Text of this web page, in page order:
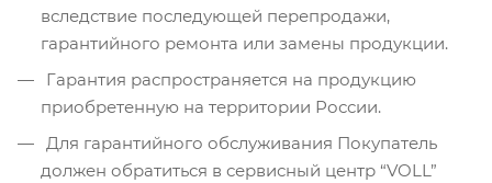
вследствие последующей перепродажи,
гарантийного ремонта или замены продукции.
Гарантия распространяется на продукцию
приобретенную на территории России.
Для гарантийного обслуживания Покупатель
должен обратиться в сервисный центр “VOLL”